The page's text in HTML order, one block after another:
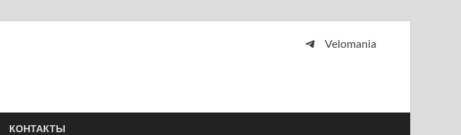
Velomania
КОНТАКТЫ